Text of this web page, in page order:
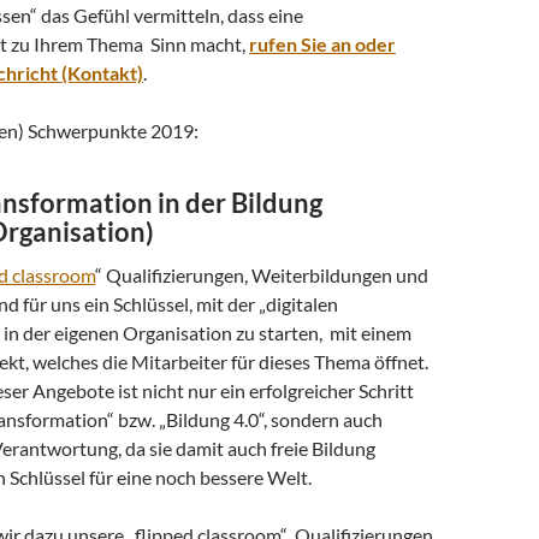
das Gefühl vermitteln, dass eine
zu Ihrem Thema Sinn macht, rufen Sie an oder
(Kontakt).
Schwerpunkte 2019:
in der Bildung
classroom“ Qualifizierungen, Weiterbildungen und
für uns ein Schlüssel, mit der „digitalen
der eigenen Organisation zu starten, mit einem
welches die Mitarbeiter für dieses Thema öffnet.
Angebote ist nicht nur ein erfolgreicher Schritt
bzw. „Bildung 4.0“, sondern auch
da sie damit auch freie Bildung
Schlüssel für eine noch bessere Welt.